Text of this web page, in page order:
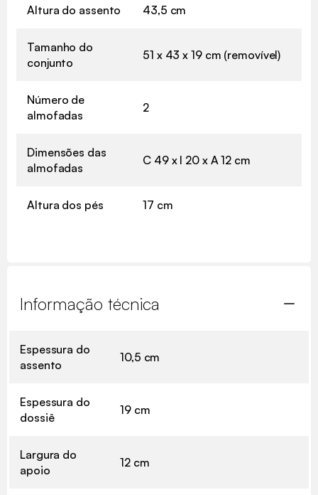
Altura do assento 43,5 cm
Tamanho do
conjunto
51 x 43 x 19 cm (removível)
Número de
almofadas
2
Dimensões das
almofadas
C 49 x l 20 x A 12 cm
Altura dos pés 17 cm
Informação técnica
Espessura do
assento
10,5 cm
Espessura do
dossiê
19 cm
Largura do
apoio
12 cm